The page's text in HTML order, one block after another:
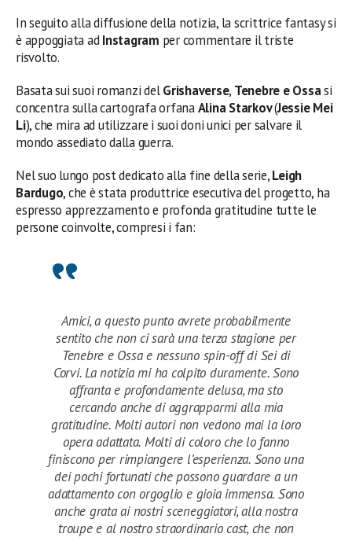
In seguito alla diffusione della notizia, la scrittrice fantasy si
è appoggiata adInstagram per commentare il triste
risvolto.
Basata sui suoi romanzi delGrishaverse, Tenebre e Ossasi
concentra sulla cartografa orfanaAlina Starkov(Jessie Mei
Li), che mira ad utilizzare i suoi doni unici per salvare il
mondo assediato dalla guerra.
Nel suo lungo post dedicato alla fine della serie,Leigh
Bardugo, che è stata produttrice esecutiva del progetto, ha
espresso apprezzamento e profonda gratitudine tutte le
persone coinvolte, compresi i fan:
Amici, a questo punto avrete probabilmente
sentito che non ci sarà una terza stagione per
Tenebre e Ossa e nessuno spin-off di Sei di
Corvi. La notizia mi ha colpito duramente. Sono
affranta e profondamente delusa, ma sto
cercando anche di aggrapparmi alla mia
gratitudine. Molti autori non vedono mai la loro
opera adattata. Molti di coloro che lo fanno
finiscono per rimpiangere l’esperienza. Sono una
dei pochi fortunati che possono guardare a un
adattamento con orgoglio e gioia immensa. Sono
anche grata ai nostri sceneggiatori, alla nostra
troupe e al nostro straordinario cast, che non